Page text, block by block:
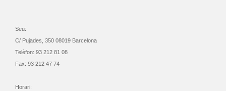
Seu:
C/ Pujades, 350 08019 Barcelona
Telèfon: 93 212 81 08
Fax: 93 212 47 74
Horari: